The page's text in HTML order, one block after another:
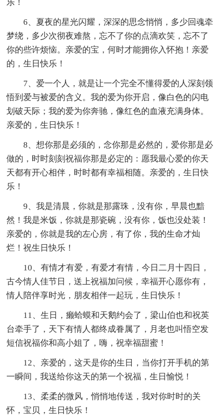
乐！
6、夏夜的星光闪耀，深深的思念悄悄，多少回魂牵
梦绕，多少次彻夜难熬，忘不了你的点滴欢笑，忘不了
你的些许烦恼。亲爱的宝，何时才能拥你入怀抱！亲爱
的，生日快乐！
7、爱一个人，就是让一个完全不懂得爱的人深刻领
悟到爱与被爱的含义。我的爱为你开启，像白色的闪电
划破天际；我的爱为你奔驰，像红色的血液充满身体。
亲爱的，生日快乐！
8、想你那是必须的，念你那是必然的，爱你那是必
做的，时时刻刻祝福你那是必定的：愿我最心爱的你天
天都有开心相伴，时时都有幸福相随。亲爱的，生日快
乐！
9、我是清晨，你就是那露珠，没有你，早晨也黯
然！我是米饭，你就是那瓷碗，没有你，饭也没处装！
亲爱的，你就是我的左心房，有了你，我的生命才灿
烂！祝生日快乐！
10、有情才有爱，有爱才有情，今日二月十四日，
古今情人佳节日，送上祝福加问候，幸福开心愿你有，
情人陪伴享时光，朋友相伴一起玩，生日快乐！
11、生日，癞蛤蟆和天鹅约会了，梁山伯也和祝英
台牵手了，天下有情人都终成眷属了，月老也叫悟空发
短信祝福你和高小姐了，嗨，祝幸福甜蜜！
12、亲爱的，这天是你的生日，当你打开手机的第
一瞬间，我送给你这天的第一个祝福，生日愉悦！
13、柔柔的微风，悄悄地传送，我对你时时的关
怀，宝贝，生日快乐！